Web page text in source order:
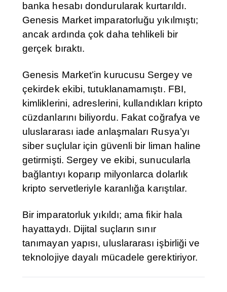
banka hesabı dondurularak kurtarıldı.
Genesis Market imparatorluğu yıkılmıştı;
ancak ardında çok daha tehlikeli bir
gerçek bıraktı.
Genesis Market’in kurucusu Sergey ve
çekirdek ekibi, tutuklanamamıştı. FBI,
kimliklerini, adreslerini, kullandıkları kripto
cüzdanlarını biliyordu. Fakat coğrafya ve
uluslararası iade anlaşmaları Rusya’yı
siber suçlular için güvenli bir liman haline
getirmişti. Sergey ve ekibi, sunucularla
bağlantıyı koparıp milyonlarca dolarlık
kripto servetleriyle karanlığa karıştılar.
Bir imparatorluk yıkıldı; ama fikir hala
hayattaydı. Dijital suçların sınır
tanımayan yapısı, uluslararası işbirliği ve
teknolojiye dayalı mücadele gerektiriyor.